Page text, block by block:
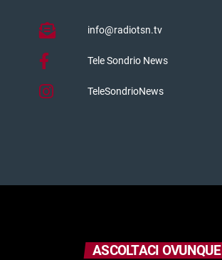
info@radiotsn.tv
Tele Sondrio News
TeleSondrioNews
ASCOLTACI OVUNQUE